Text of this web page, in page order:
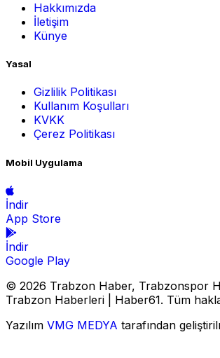
Hakkımızda
İletişim
Künye
Yasal
Gizlilik Politikası
Kullanım Koşulları
KVKK
Çerez Politikası
Mobil Uygulama
İndir
App Store
İndir
Google Play
© 2026 Trabzon Haber, Trabzonspor
Trabzon Haberleri | Haber61. Tüm
Yazılım VMG MEDYA tarafından